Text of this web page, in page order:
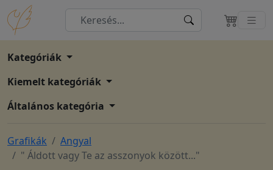
Kategóriák
Kiemelt kategóriák
Általános kategória
Grafikák
Angyal
" Áldott vagy Te az asszonyok között..."